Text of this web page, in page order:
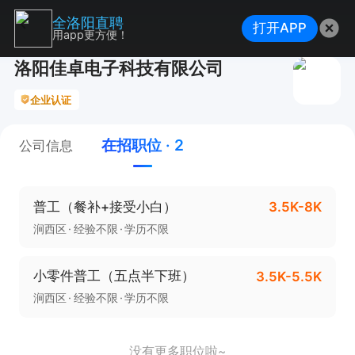
洛阳佳卓电子科技有限公司
企业认证
公司信息 在招职位 · 2
普工（餐补+接受小白） 3.5K-8K
涧西区 经验不限 学历不限
小零件普工（五点半下班） 3.5K-5.5K
涧西区 经验不限 学历不限
没有更多职位啦~
全洛阳直聘
用app更方便！ 打开APP